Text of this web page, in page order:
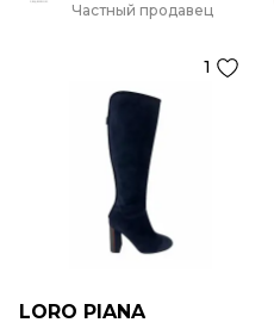
Частный продавец
1
LORO PIANA